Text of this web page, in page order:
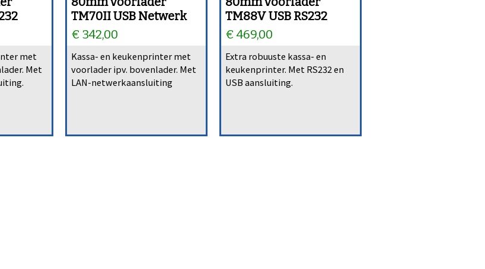
met
Met
TM70II USB Netwerk
€ 342,00
Kassa- en keukenprinter met
voorlader ipv. bovenlader. Met
LAN-netwerkaansluiting
TM88V USB RS232
€ 469,00
Extra robuuste kassa- en
keukenprinter. Met RS232 en
USB aansluiting.